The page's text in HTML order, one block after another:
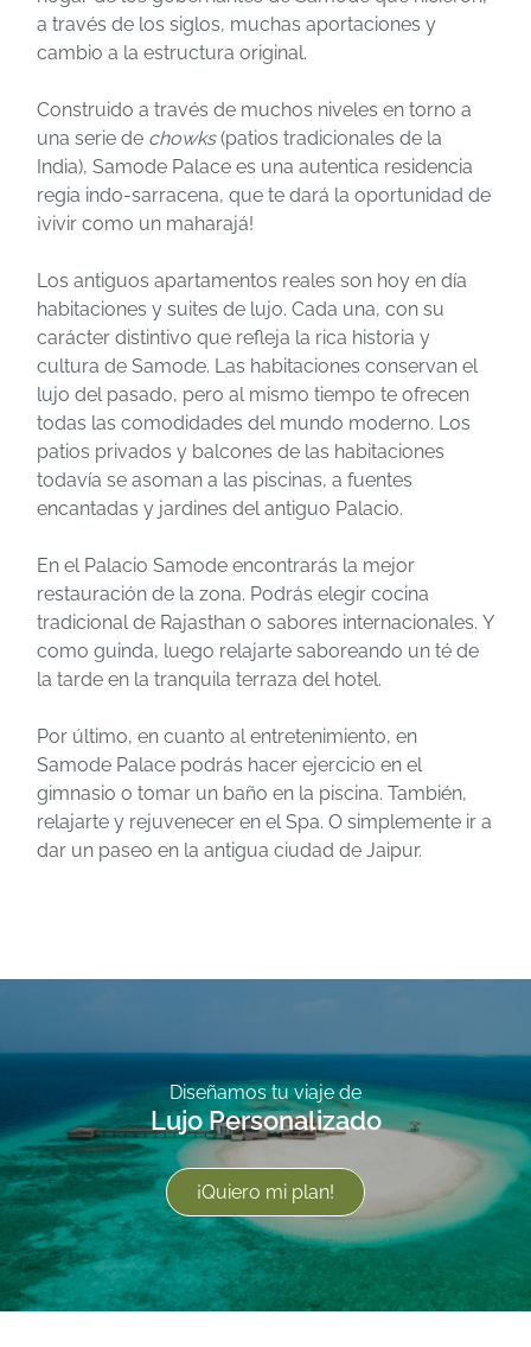
a través de los siglos, muchas aportaciones y
cambio a la estructura original.
Construido a través de muchos niveles en torno a
una serie de chowks(patios tradicionales de la
India), Samode Palace es una autentica residencia
regia indo-sarracena, que te dará la oportunidad de
¡vivir como un maharajá!
Los antiguos apartamentos reales son hoy en día
habitaciones y suites de lujo. Cada una, con su
carácter distintivo que refleja la rica historia y
cultura de Samode. Las habitaciones conservan el
lujo del pasado, pero al mismo tiempo te ofrecen
todas las comodidades del mundo moderno. Los
patios privados y balcones de las habitaciones
todavía se asoman a las piscinas, a fuentes
encantadas y jardines del antiguo Palacio.
En el Palacio Samode encontrarás la mejor
restauración de la zona. Podrás elegir cocina
tradicional de Rajasthan o sabores internacionales. Y
como guinda, luego relajarte saboreando un té de
la tarde en la tranquila terraza del hotel.
Por último, en cuanto al entretenimiento, en
Samode Palace podrás hacer ejercicio en el
gimnasio o tomar un baño en la piscina. También,
relajarte y rejuvenecer en el Spa. O simplemente ir a
dar un paseo en la antigua ciudad de Jaipur.
Diseñamos tu viaje de
Lujo Personalizado
¡Quiero mi plan!